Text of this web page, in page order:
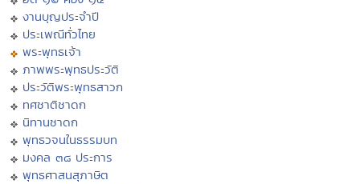
งานบุญประจำปี
ประเพณีทั่วไทย
พระพุทธเจ้า
ภาพพระพุทธประวัติ
ประวัติพระพุทธสาวก
ทศชาติชาดก
นิทานชาดก
พุทธวจนในธรรมบท
มงคล ๓๘ ประการ
พุทธศาสนสุภาษิต